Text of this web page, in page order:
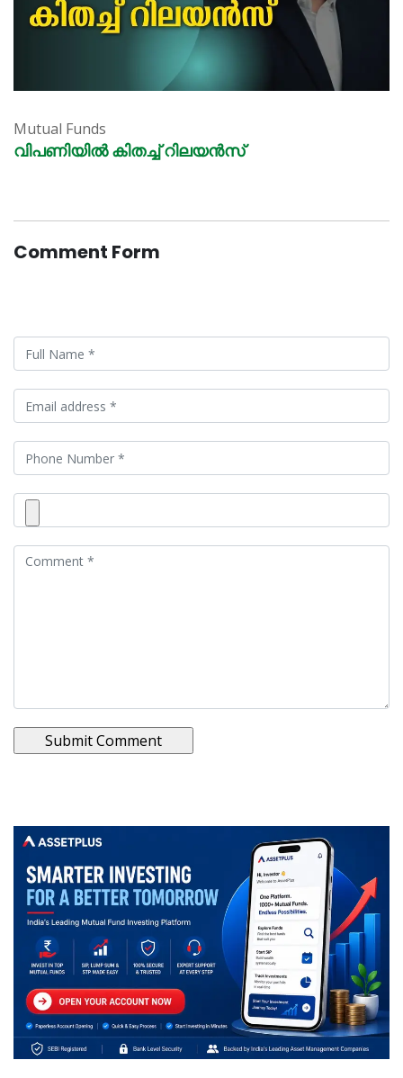
Mutual Funds
വിപണിയിൽ കിതച്ച് റിലയൻസ്
Comment Form